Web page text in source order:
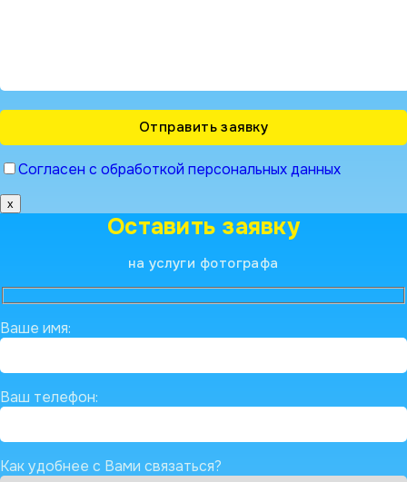
Согласен с обработкой персональных данных
x
Оставить заявку
на услуги фотографа
Ваше имя:
Ваш телефон:
Как удобнее с Вами связаться?